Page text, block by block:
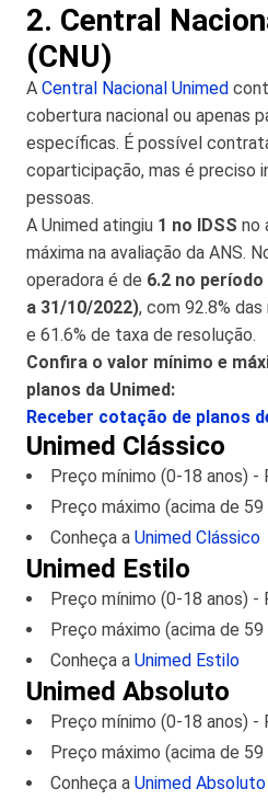
2. Central
(CNU)
A Central Nacional Unimed
cobertura nacional ou apenas
específicas. É possível
coparticipação, mas é preciso
pessoas.
A Unimed atingiu 1 no IDSS no
máxima na avaliação da ANS.
operadora é de 6.2 no
a 31/10/2022), com 92.8%
e 61.6% de taxa de resolução.
Confira o valor mínimo e
planos da Unimed:
Receber cotação de planos
Unimed Clássico
Preço mínimo (0-18 anos) -
Preço máximo (acima de
Conheça a Unimed Clássico
Unimed Estilo
Preço mínimo (0-18 anos) -
Preço máximo (acima de
Conheça a Unimed Estilo
Unimed Absoluto
Preço mínimo (0-18 anos) -
Preço máximo (acima de
Conheça a Unimed Absoluto